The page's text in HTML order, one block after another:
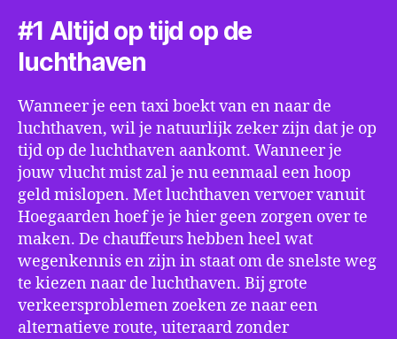
#1 Altijd op tijd op de
luchthaven
Wanneer je een taxi boekt van en naar de
luchthaven, wil je natuurlijk zeker zijn dat je op
tijd op de luchthaven aankomt. Wanneer je
jouw vlucht mist zal je nu eenmaal een hoop
geld mislopen. Met luchthaven vervoer vanuit
Hoegaarden hoef je je hier geen zorgen over te
maken. De chauffeurs hebben heel wat
wegenkennis en zijn in staat om de snelste weg
te kiezen naar de luchthaven. Bij grote
verkeersproblemen zoeken ze naar een
alternatieve route, uiteraard zonder